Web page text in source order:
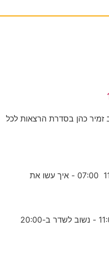
כהן 06:00 - 07:00 הרב זמיר כהן בסדרת הרצאות לכל